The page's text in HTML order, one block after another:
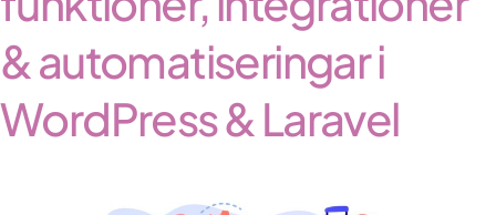
& automatiseringar i
WordPress & Laravel